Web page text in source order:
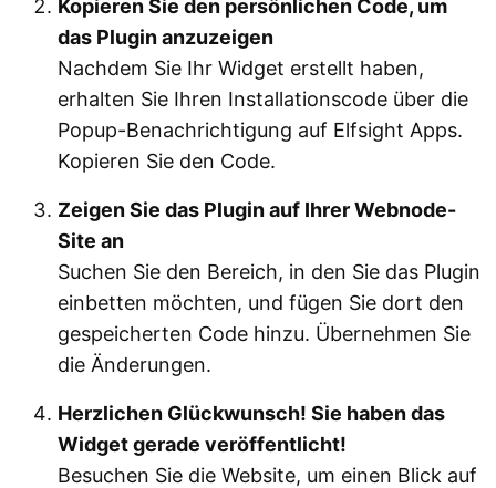
Kopieren Sie den persönlichen Code, um
das Plugin anzuzeigen
Nachdem Sie Ihr Widget erstellt haben,
erhalten Sie Ihren Installationscode über die
Popup-Benachrichtigung auf Elfsight Apps.
Kopieren Sie den Code.
Zeigen Sie das Plugin auf Ihrer Webnode-
Site an
Suchen Sie den Bereich, in den Sie das Plugin
einbetten möchten, und fügen Sie dort den
gespeicherten Code hinzu. Übernehmen Sie
die Änderungen.
Herzlichen Glückwunsch! Sie haben das
Widget gerade veröffentlicht!
Besuchen Sie die Website, um einen Blick auf